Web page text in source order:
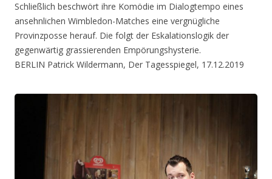
Schließlich beschwört ihre Komödie im Dialogtempo eines
ansehnlichen Wimbledon-Matches eine vergnügliche
Provinzposse herauf. Die folgt der Eskalationslogik der
gegenwärtig grassierenden Empörungshysterie.
BERLIN Patrick Wildermann, Der Tagesspiegel, 17.12.2019